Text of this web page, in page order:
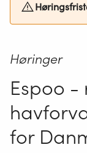
Høringer
Espoo -
for